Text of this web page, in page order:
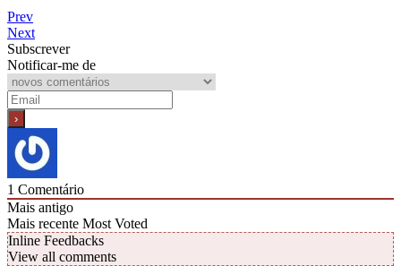
Prev
Next
Subscrever
Notificar-me de
1 Comentário
Mais antigo
Mais recente Most Voted
Inline Feedbacks
View all comments